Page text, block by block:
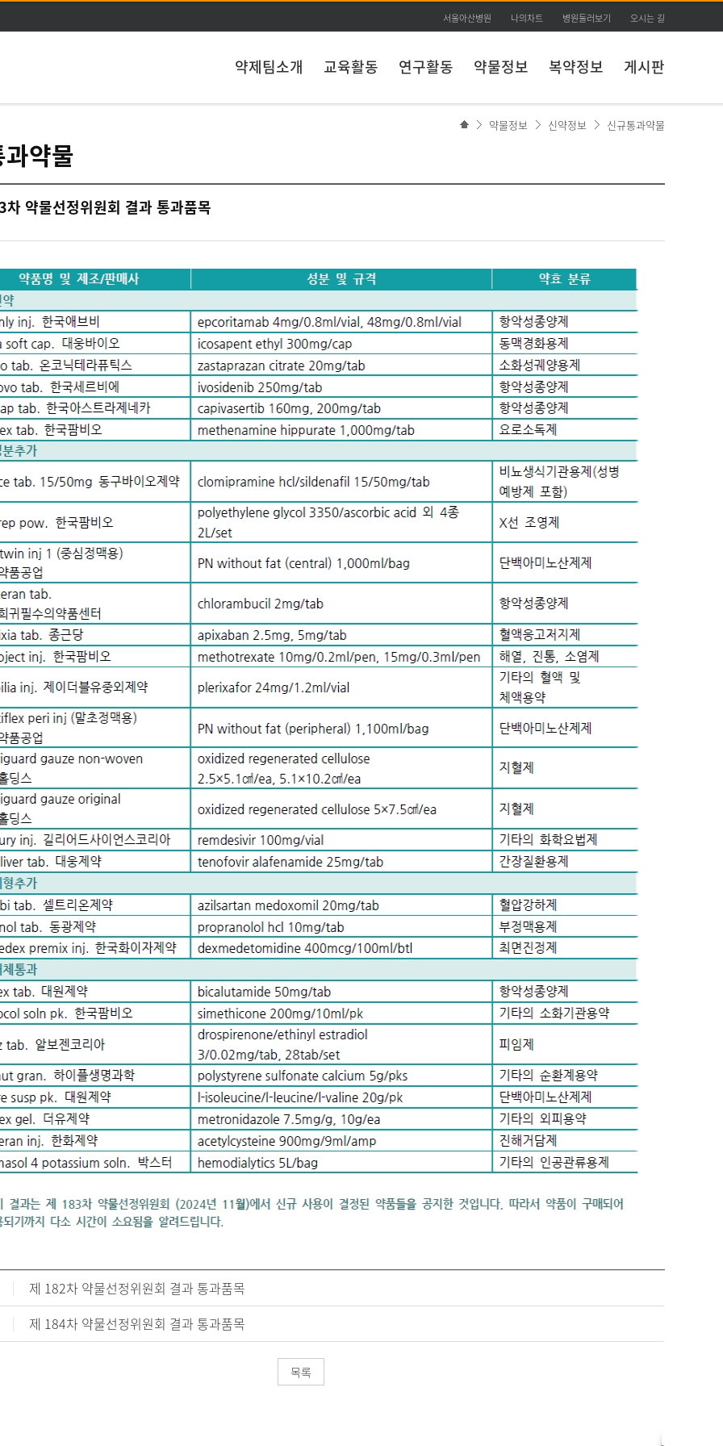
주메뉴 바로가기
본문 바로가기
서울아산병원 나의차트 병원둘러보기 오시는 길
약제팀소개 교육활동 연구활동 약물정보 복약정보 게시판
약물정보 신약정보 신규통과약물
약물
약물선정위원회 결과 통과품목
제 182차 약물선정위원회 결과 통과품목
제 184차 약물선정위원회 결과 통과품목
목록